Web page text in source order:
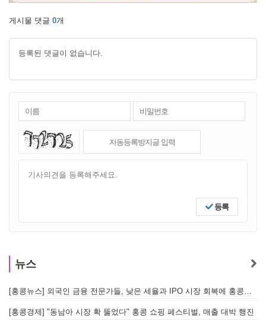
게시물 댓글 0개
등록된 댓글이 없습니다.
등록
뉴스
[홍콩뉴스] 외국인 금융 전문가들, 낮은 세율과 IPO 시장 회복에 홍콩으로 '대거 복귀'
[홍콩경제] "동남아 시장 확 뚫었다" 홍콩 쇼핑 페스티벌, 매출 대박 행진